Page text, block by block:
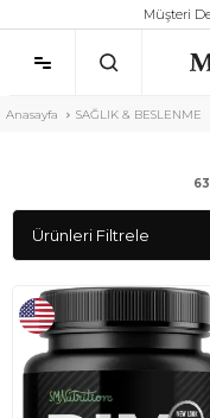
Müşteri
Anasayfa SAĞLIK & BESLENME
63
Ürünleri Filtrele